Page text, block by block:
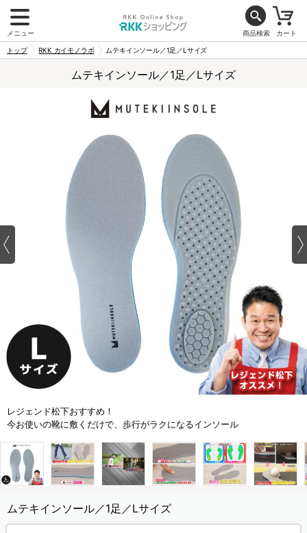
メニュー 商品検索 カート
トップ RKK カイモノラボ ムテキインソール／1足／Lサイズ
ムテキインソール／1足／Lサイズ
レジェンド松下おすすめ！
今お使いの靴に敷くだけで、歩行がラクになるインソール
ムテキインソール／1足／Lサイズ